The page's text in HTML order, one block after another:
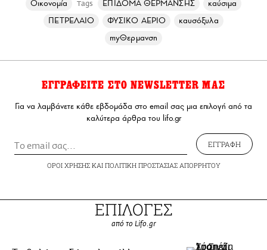
Οικονομία Tags ΕΠΙΔΟΜΑ ΘΕΡΜΑΝΣΗΣ
καύσιμα
ΠΕΤΡΕΛΑΙΟ
ΦΥΣΙΚΟ ΑΕΡΙΟ
καυσόξυλα
myΘερμανση
ΕΓΓΡΑΦΕΙΤΕ ΣΤΟ NEWSLETTER ΜΑΣ
Για να λαμβάνετε κάθε εβδομάδα στο email σας μια επιλογή από τα
καλύτερα άρθρα του lifo.gr
ΕΓΓΡΑΦΗ
ΟΡΟΙ ΧΡΗΣΗΣΚΑΙ ΠΟΛΙΤΙΚΗ ΠΡΟΣΤΑΣΙΑΣ ΑΠΟΡΡΗΤΟΥ
ΕΠΙΛΟΓΕΣ
από το Lifo.gr